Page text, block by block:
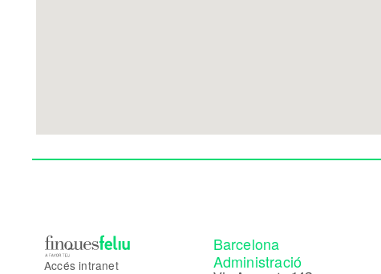
Accés intranet
Barcelona
Administració